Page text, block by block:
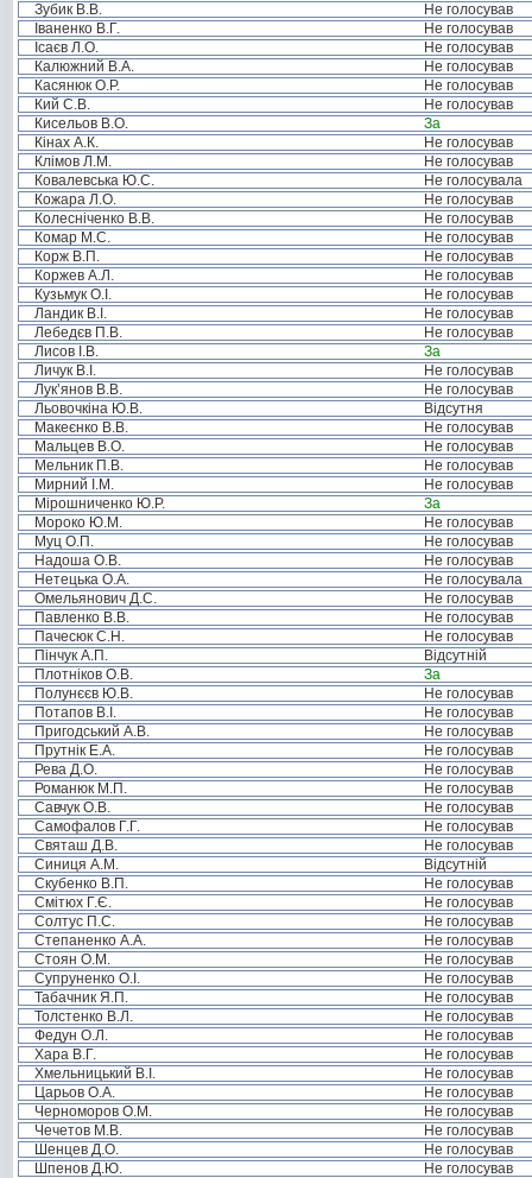
Зубик В.В.
Не голосував
Іваненко В.Г.
Не голосував
Ісаєв Л.О.
Не голосував
Калюжний В.А.
Не голосував
Касянюк О.Р.
Не голосував
Кий С.В.
Не голосував
Кисельов В.О.
За
Кінах А.К.
Не голосував
Клімов Л.М.
Не голосував
Ковалевська Ю.С.
Не голосувала
Кожара Л.О.
Не голосував
Колесніченко В.В.
Не голосував
Комар М.С.
Не голосував
Корж В.П.
Не голосував
Коржев А.Л.
Не голосував
Кузьмук О.І.
Не голосував
Ландик В.І.
Не голосував
Лебедєв П.В.
Не голосував
Лисов І.В.
За
Личук В.І.
Не голосував
Лук’янов В.В.
Не голосував
Льовочкіна Ю.В.
Відсутня
Макеєнко В.В.
Не голосував
Мальцев В.О.
Не голосував
Мельник П.В.
Не голосував
Мирний І.М.
Не голосував
Мірошниченко Ю.Р.
За
Мороко Ю.М.
Не голосував
Муц О.П.
Не голосував
Надоша О.В.
Не голосував
Нетецька О.А.
Не голосувала
Омельянович Д.С.
Не голосував
Павленко В.В.
Не голосував
Пачесюк С.Н.
Не голосував
Пінчук А.П.
Відсутній
Плотніков О.В.
За
Полунєєв Ю.В.
Не голосував
Потапов В.І.
Не голосував
Пригодський А.В.
Не голосував
Прутнік Е.А.
Не голосував
Рева Д.О.
Не голосував
Романюк М.П.
Не голосував
Савчук О.В.
Не голосував
Самофалов Г.Г.
Не голосував
Святаш Д.В.
Не голосував
Синиця А.М.
Відсутній
Скубенко В.П.
Не голосував
Смітюх Г.Є.
Не голосував
Солтус П.С.
Не голосував
Степаненко А.А.
Не голосував
Стоян О.М.
Не голосував
Супруненко О.І.
Не голосував
Табачник Я.П.
Не голосував
Толстенко В.Л.
Не голосував
Федун О.Л.
Не голосував
Хара В.Г.
Не голосував
Хмельницький В.І.
Не голосував
Царьов О.А.
Не голосував
Черноморов О.М.
Не голосував
Чечетов М.В.
Не голосував
Шенцев Д.О.
Не голосував
Шпенов Д.Ю.
Не голосував